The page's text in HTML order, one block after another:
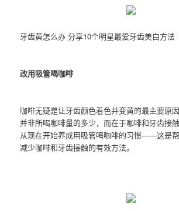
牙齿黄怎么办 分享10个明星最爱牙齿美白方法
改用吸管喝咖啡
咖啡无疑是让牙齿颜色着色并变黄的最主要原
并非所喝咖啡量的多少，而在于咖啡和牙齿接
从现在开始养成用吸管喝咖啡的习惯——这是
减少咖啡和牙齿接触的有效方法。